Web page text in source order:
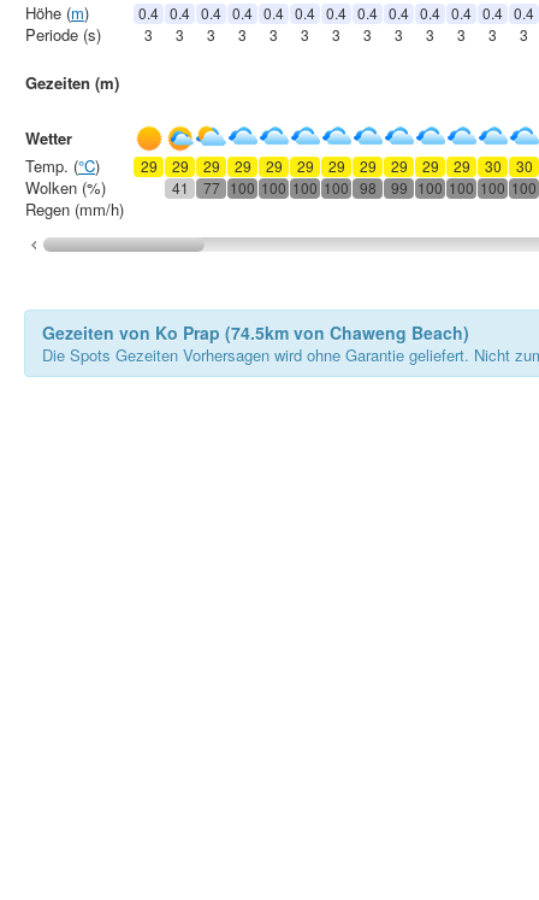
0.4 0.4 0.4 0.4 0.4 0.4 0.4 0.4 0.4 0.4 0.4 0.4 0.4
3
3 3 3 3 3 3 3 3 3 3 3 3
29 29 29 29 29 29 29 29 29 29 29 30
30
41
77 100 100 100 100 98 99 100 100 100 100
Höhe (m)
Periode (s)
Gezeiten (m)
Wetter
Temp. (°C)
Wolken (%)
Regen (mm/h)
Gezeiten von Ko Prap (74.5km von Chaweng Beach)
Die Spots Gezeiten Vorhersagen wird ohne Garantie geliefert. Nicht